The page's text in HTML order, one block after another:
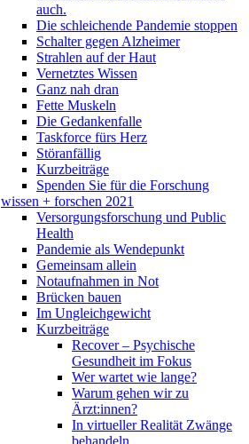
auch.
Die schleichende Pandemie stoppen
Schalter gegen Alzheimer
Strahlen auf der Haut
Vernetztes Wissen
Ganz nah dran
Fette Muskeln
Die Gedankenfalle
Taskforce fürs Herz
Störanfällig
Kurzbeiträge
Spenden Sie für die Forschung
wissen + forschen 2021
Versorgungsforschung und Public
Health
Pandemie als Wendepunkt
Gemeinsam allein
Notaufnahmen in Not
Brücken bauen
Im Ungleichgewicht
Kurzbeiträge
Recover – Psychische
Gesundheit im Fokus
Wer wartet wie lange?
Warum gehen wir zu
Ärzt:innen?
In virtueller Realität Zwänge
behandeln